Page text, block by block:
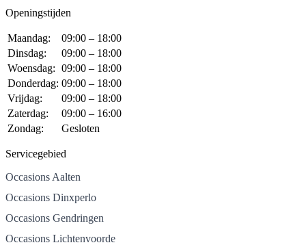
Openingstijden
Maandag:
09:00 – 18:00
Dinsdag:
09:00 – 18:00
Woensdag: 09:00 – 18:00
Donderdag: 09:00 – 18:00
Vrijdag:
09:00 – 18:00
Zaterdag:
09:00 – 16:00
Zondag:
Gesloten
Servicegebied
Occasions Aalten
Occasions Dinxperlo
Occasions Gendringen
Occasions Lichtenvoorde